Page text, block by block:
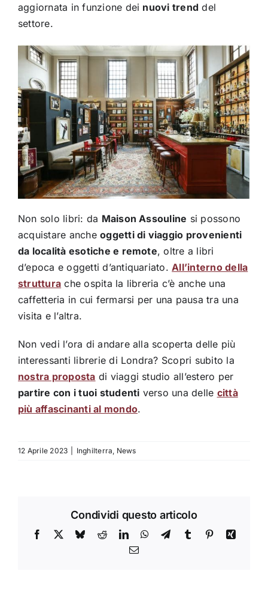
aggiornata in funzione dei nuovi trend del
settore.
Non solo libri: da Maison Assouline si possono
acquistare ancheoggetti di viaggio provenienti
da località esotiche e remote, oltre a libri
d’epoca e oggetti d’antiquariato.All’interno della
struttura che ospita la libreria c’è anche una
caffetteria in cui fermarsi per una pausa tra una
visita e l’altra.
Non vedi l’ora di andare alla scoperta delle più
interessanti librerie di Londra? Scopri subito la
nostra proposta di viaggi studio all’estero per
partire con i tuoi studenti verso una delle città
più affascinanti al mondo.
12 Aprile 2023 Inghilterra, News
Condividi questo articolo
Facebook BlueskyRedditLinkedInWhatsApp
TelegramTumblr PinterestXing
Email